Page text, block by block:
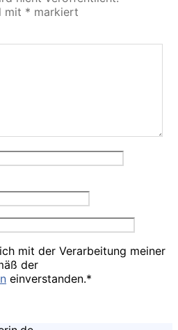
mit * markiert
mit der Verarbeitung meiner
der
einverstanden.*